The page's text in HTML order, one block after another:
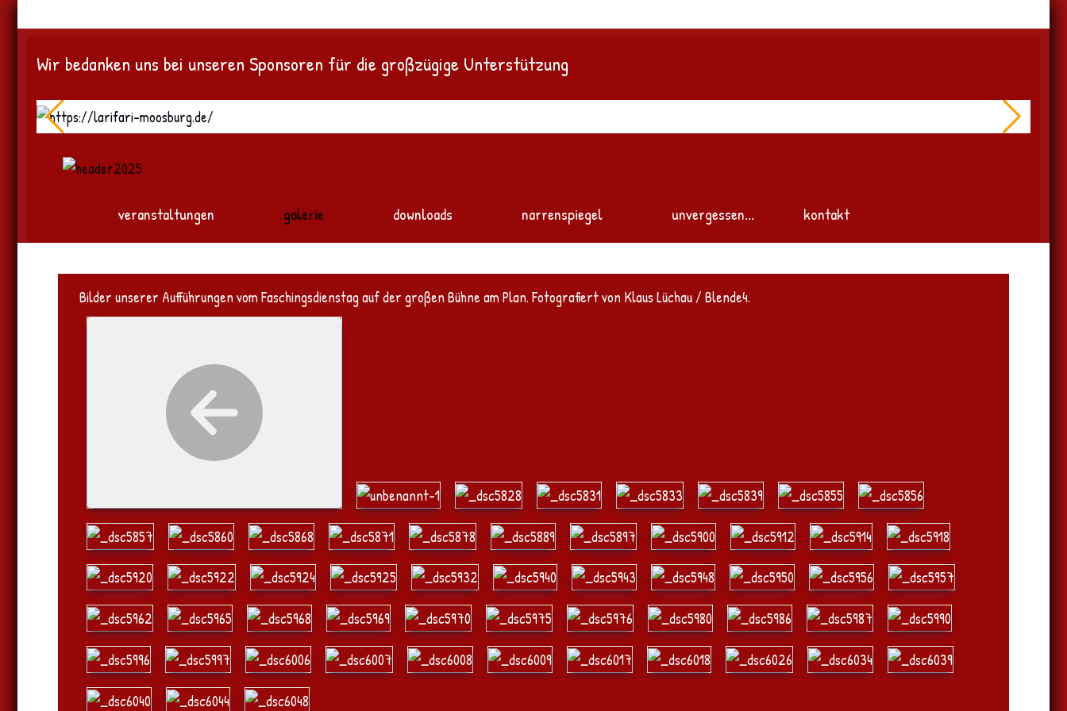
Wir bedanken uns bei unseren Sponsoren für die großzügige Unterstützung
veranstaltungen galerie downloads narrenspiegel unvergessen... kontakt
Bilder unserer Aufführungen vom Faschingsdienstag auf der großen Bühne am Plan. Fotografiert von Klaus Lüchau / Blende4.